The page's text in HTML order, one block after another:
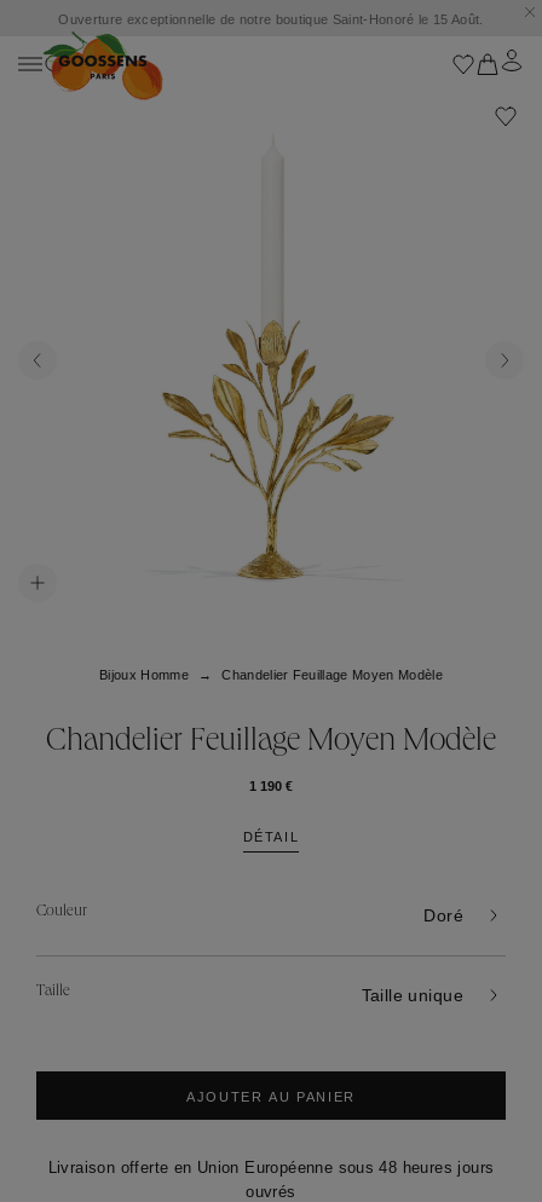
Ouverture exceptionnelle de notre boutique Saint-Honoré le 15 Août.
Bijoux Homme Chandelier Feuillage Moyen Modèle
Chandelier Feuillage Moyen Modèle
1 190 €
DÉTAIL
Couleur Doré
Taille Taille unique
AJOUTER AU PANIER
Livraison offerte en Union Européenne sous 48 heures jours
ouvrés